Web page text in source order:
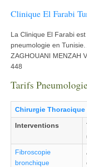
Clinique El Farabi
La Clinique El Farabi
pneumologie en
ZAGHOUANI MENZAH
448
Tarifs
Chirurgie
Interventions
Fibroscopie
bronchique